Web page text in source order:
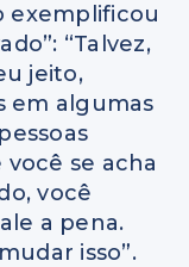
exemplificou
“Talvez,
jeito,
em algumas
se acha
você
a pena.
isso”.